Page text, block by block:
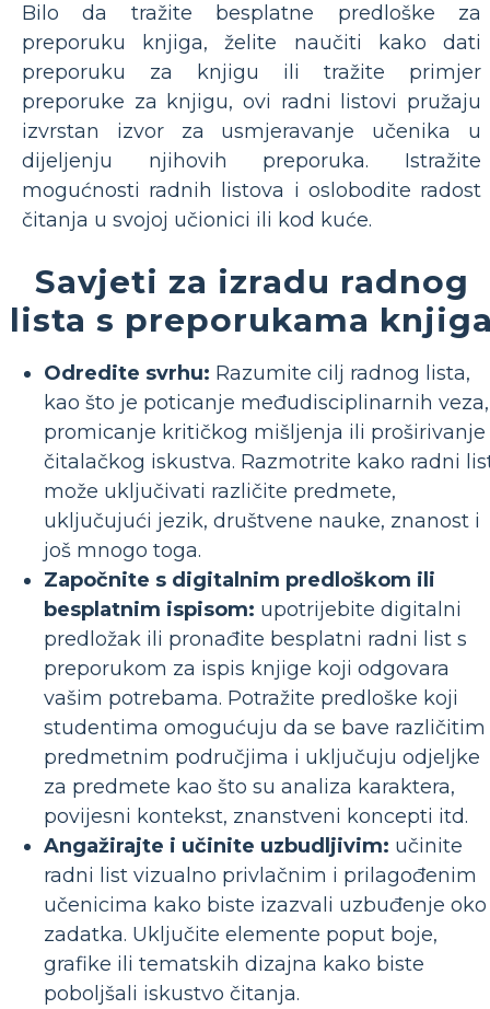
Bilo da tražite besplatne predloške za
preporuku knjiga, želite naučiti kako dati
preporuku za knjigu ili tražite primjer
preporuke za knjigu, ovi radni listovi pružaju
izvrstan izvor za usmjeravanje učenika u
dijeljenju njihovih preporuka. Istražite
mogućnosti radnih listova i oslobodite radost
čitanja u svojoj učionici ili kod kuće.
Savjeti za izradu radnog
lista s preporukama
Odredite svrhu: Razumite cilj radnog lista,
kao što je poticanje međudisciplinarnih veza,
promicanje kritičkog mišljenja ili proširivanje
čitalačkog iskustva. Razmotrite kako radni
može uključivati ​​različite predmete,
uključujući jezik, društvene nauke, znanost i
još mnogo toga.
Započnite s digitalnim predloškom ili
besplatnim ispisom: upotrijebite digitalni
predložak ili pronađite besplatni radni list s
preporukom za ispis knjige koji odgovara
vašim potrebama. Potražite predloške koji
studentima omogućuju da se bave različitim
predmetnim područjima i uključuju odjeljke
za predmete kao što su analiza karaktera,
povijesni kontekst, znanstveni koncepti itd.
Angažirajte i učinite uzbudljivim: učinite
radni list vizualno privlačnim i prilagođenim
učenicima kako biste izazvali uzbuđenje oko
zadatka. Uključite elemente poput boje,
grafike ili tematskih dizajna kako biste
poboljšali iskustvo čitanja.